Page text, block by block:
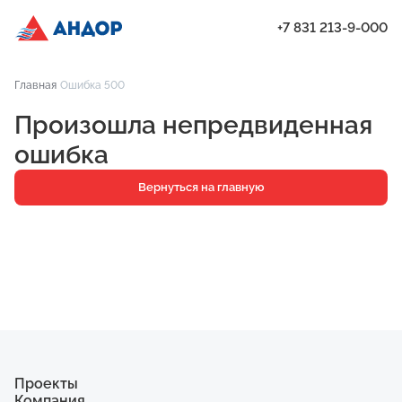
Проекты
Квартиры
Паркинг
Кладовые
+7 831 213-9-000
Главная Ошибка 500
Произошла непредвиденная
ошибка
Вернуться на главную
Проекты